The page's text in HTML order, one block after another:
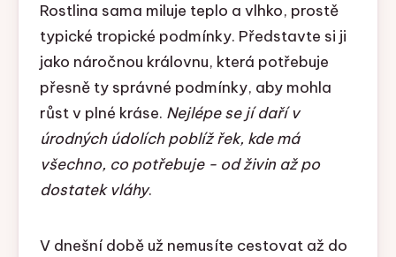
Rostlina sama miluje teplo a vlhko, prostě
typické tropické podmínky. Představte si ji
jako náročnou královnu, která potřebuje
přesně ty správné podmínky, aby mohla
růst v plné kráse. Nejlépe se jí daří v
úrodných údolích poblíž řek, kde má
všechno, co potřebuje - od živin až po
dostatek vláhy.
V dnešní době už nemusíte cestovat až do